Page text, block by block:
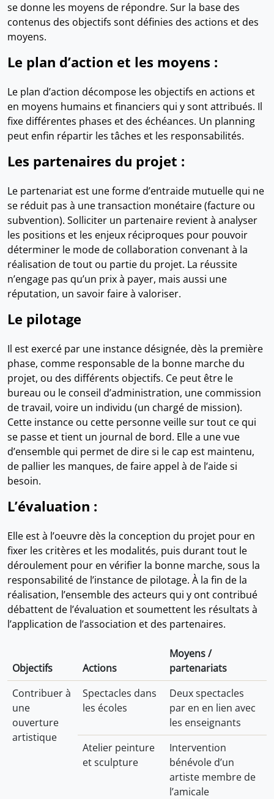
se donne les moyens de répondre. Sur la base des
contenus des objectifs sont définies des actions et des
moyens.
Le plan d’action et les moyens :
Le plan d’action décompose les objectifs en actions et
en moyens humains et financiers qui y sont attribués. Il
fixe différentes phases et des échéances. Un planning
peut enfin répartir les tâches et les responsabilités.
Les partenaires du projet :
Le partenariat est une forme d’entraide mutuelle qui ne
se réduit pas à une transaction monétaire (facture ou
subvention). Solliciter un partenaire revient à analyser
les positions et les enjeux réciproques pour pouvoir
déterminer le mode de collaboration convenant à la
réalisation de tout ou partie du projet. La réussite
n’engage pas qu’un prix à payer, mais aussi une
réputation, un savoir faire à valoriser.
Le pilotage
Il est exercé par une instance désignée, dès la première
phase, comme responsable de la bonne marche du
projet, ou des différents objectifs. Ce peut être le
bureau ou le conseil d’administration, une commission
de travail, voire un individu (un chargé de mission).
Cette instance ou cette personne veille sur tout ce qui
se passe et tient un journal de bord. Elle a une vue
d’ensemble qui permet de dire si le cap est maintenu,
de pallier les manques, de faire appel à de l’aide si
besoin.
L’évaluation :
Elle est à l’oeuvre dès la conception du projet pour en
fixer les critères et les modalités, puis durant tout le
déroulement pour en vérifier la bonne marche, sous la
responsabilité de l’instance de pilotage. À la fin de la
réalisation, l’ensemble des acteurs qui y ont contribué
débattent de l’évaluation et soumettent les résultats à
l’application de l’association et des partenaires.
Objectifs Actions
Moyens /
partenariats
Contribuer à
une
ouverture
artistique
Spectacles dans
les écoles
Deux spectacles
par en en lien avec
les enseignants
Atelier peinture
et sculpture
Intervention
bénévole d’un
artiste membre de
l’amicale